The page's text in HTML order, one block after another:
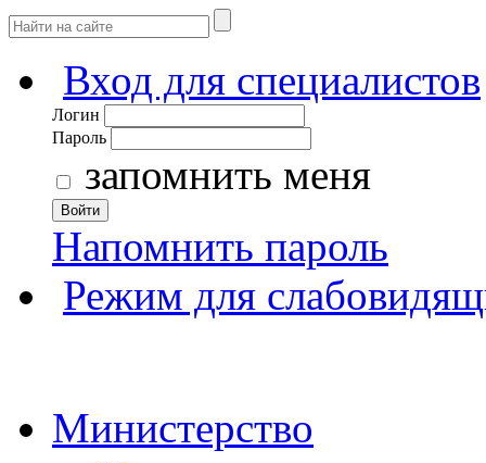
Вход для специалистов
Логин
Пароль
запомнить меня
Войти
Напомнить пароль
Режим для
Министерство